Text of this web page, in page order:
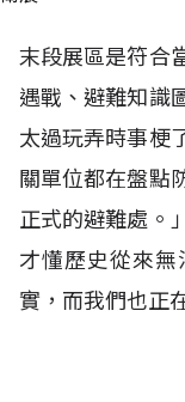
末段展區是符合
遇戰、避難知識
太過玩弄時事梗
關單位都在盤點
正式的避難處。
才懂歷史從來
實，而我們也正